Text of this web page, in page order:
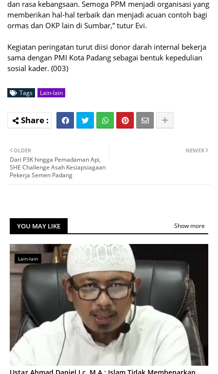
dan rasa kebangsaan. Semoga PPM menjadi organisasi yang
memberikan hal-hal terbaik dan menjadi acuan contoh bagi
ormas dan OKP lain di Sumbar,” tutur Evi.
Kegiatan peringatan turut diisi donor darah internal bekerja
sama dengan PMI Kota Padang sebagai bentuk kepedulian
sosial kader. (003)
Tags Lain-lain
NEWER
OLDER
Dari P3K hingga Pemadaman Api,
SHE Challenge Asah Kesiapsiagaan
Pekerja Semen Padang
YOU MAY LIKE Show more
Lain-lain